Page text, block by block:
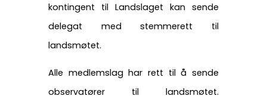
kontingent til Landslaget kan sende
delegat med stemmerett til
landsmøtet.
Alle medlemslag har rett til å sende
observatører til landsmøtet.